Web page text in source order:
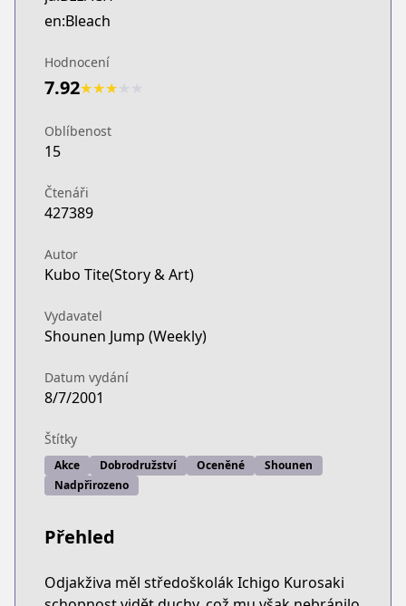
MANGA Plus
en:Bleach
Hodnocení
7.92★★★
Oblíbenost
15
Čtenáři
427389
Autor
Kubo Tite(Story & Art)
Vydavatel
Shounen Jump (Weekly)
Datum vydání
8/7/2001
Štítky
Akce Dobrodružství Oceněné
Shounen
Nadpřirozeno
Přehled
Odjakživa měl středoškolák Ichigo Kurosaki